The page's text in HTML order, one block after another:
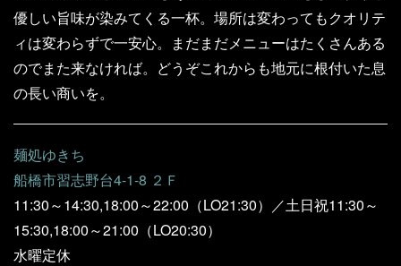
優しい旨味が染みてくる一杯。場所は変わってもクオリテ
ィは変わらずで一安心。まだまだメニューはたくさんある
のでまた来なければ。どうぞこれからも地元に根付いた息
の長い商いを。
麺処ゆきち
船橋市習志野台4-1-8 ２Ｆ
11:30～14:30,18:00～22:00（LO21:30）／土日祝11:30～
15:30,18:00～21:00（LO20:30）
水曜定休